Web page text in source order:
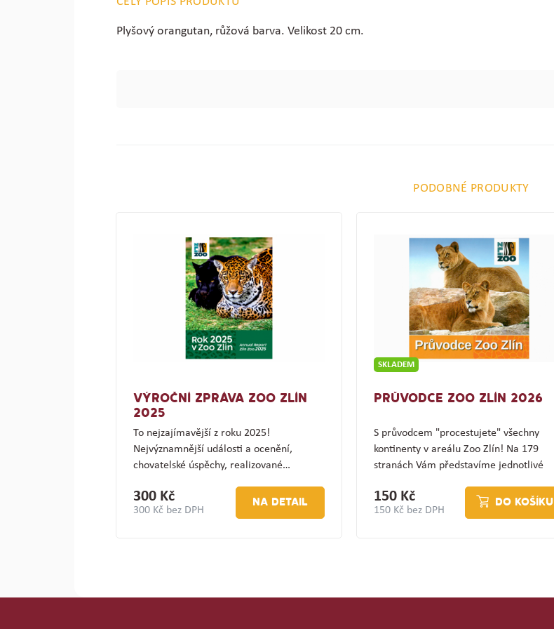
Plyšový orangutan, růžová barva. Velikost 20 cm.
PODOBNÉ PRODUKTY
VÝROČNÍ ZPRÁVA ZOO ZLÍN
2025
To nejzajímavější z roku 2025!
Nejvýznamnější události a ocenění,
chovatelské úspěchy, realizované…
300 Kč
300 Kč bez DPH
NA DETAIL
SKLADEM
PRŮVODCE ZOO ZLÍN 2026
S průvodcem "procestujete" všechny
kontinenty v areálu Zoo Zlín! Na 179
stranách Vám představíme jednotlivé
150 Kč
150 Kč bez DPH
DO KOŠÍKU